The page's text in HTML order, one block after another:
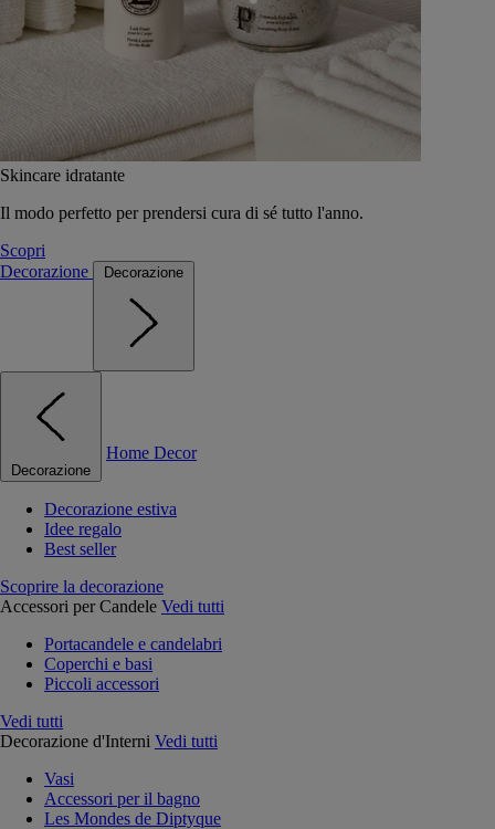
Skincare idratante
Il modo perfetto per prendersi cura di sé tutto l'anno.
Scopri
Decorazione
Decorazione
Decorazione
Home Decor
Decorazione estiva
Idee regalo
Best seller
Scoprire la decorazione
Accessori per Candele Vedi tutti
Portacandele e candelabri
Coperchi e basi
Piccoli accessori
Vedi tutti
Decorazione d'Interni Vedi tutti
Vasi
Accessori per il bagno
Les Mondes de Diptyque